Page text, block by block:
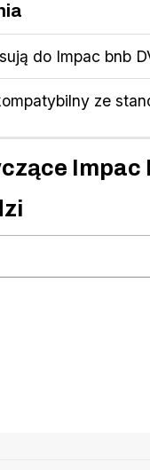
do Impac bnb
ze
Impac